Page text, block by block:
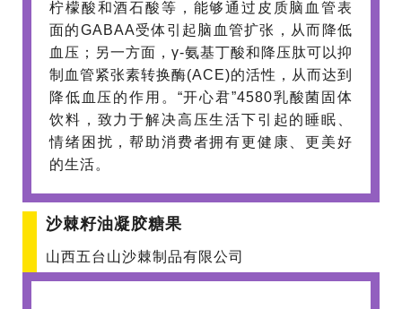
柠檬酸和酒石酸等，能够通过皮质脑血管表
面的GABAA受体引起脑血管扩张，从而降低
血压；另一方面，γ-氨基丁酸和降压肽可以抑
制血管紧张素转换酶(ACE)的活性，从而达到
降低血压的作用。“开心君”4580乳酸菌固体
饮料，致力于解决高压生活下引起的睡眠、
情绪困扰，帮助消费者拥有更健康、更美好
的生活。
沙棘籽油凝胶糖果
山西五台山沙棘制品有限公司